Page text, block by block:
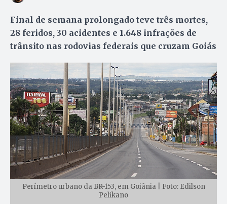
Final de semana prolongado teve três mortes,
28 feridos, 30 acidentes e 1.648 infrações de
trânsito nas rodovias federais que cruzam Goiás
Perímetro urbano da BR-153, em Goiânia | Foto: Edilson
Pelikano